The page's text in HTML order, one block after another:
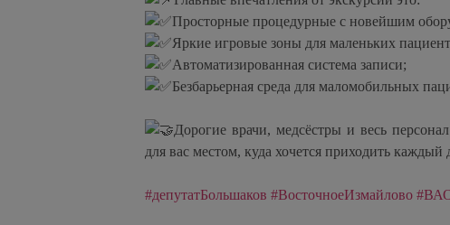
Просторные процедурные с новейшим
Яркие игровые зоны для маленьких
Автоматизированная система записи;
Безбарьерная среда для маломобильных
Дорогие врачи, медсёстры и весь
для вас местом, куда хочется приходить
#депутатБольшаков #ВосточноеИзмайлово